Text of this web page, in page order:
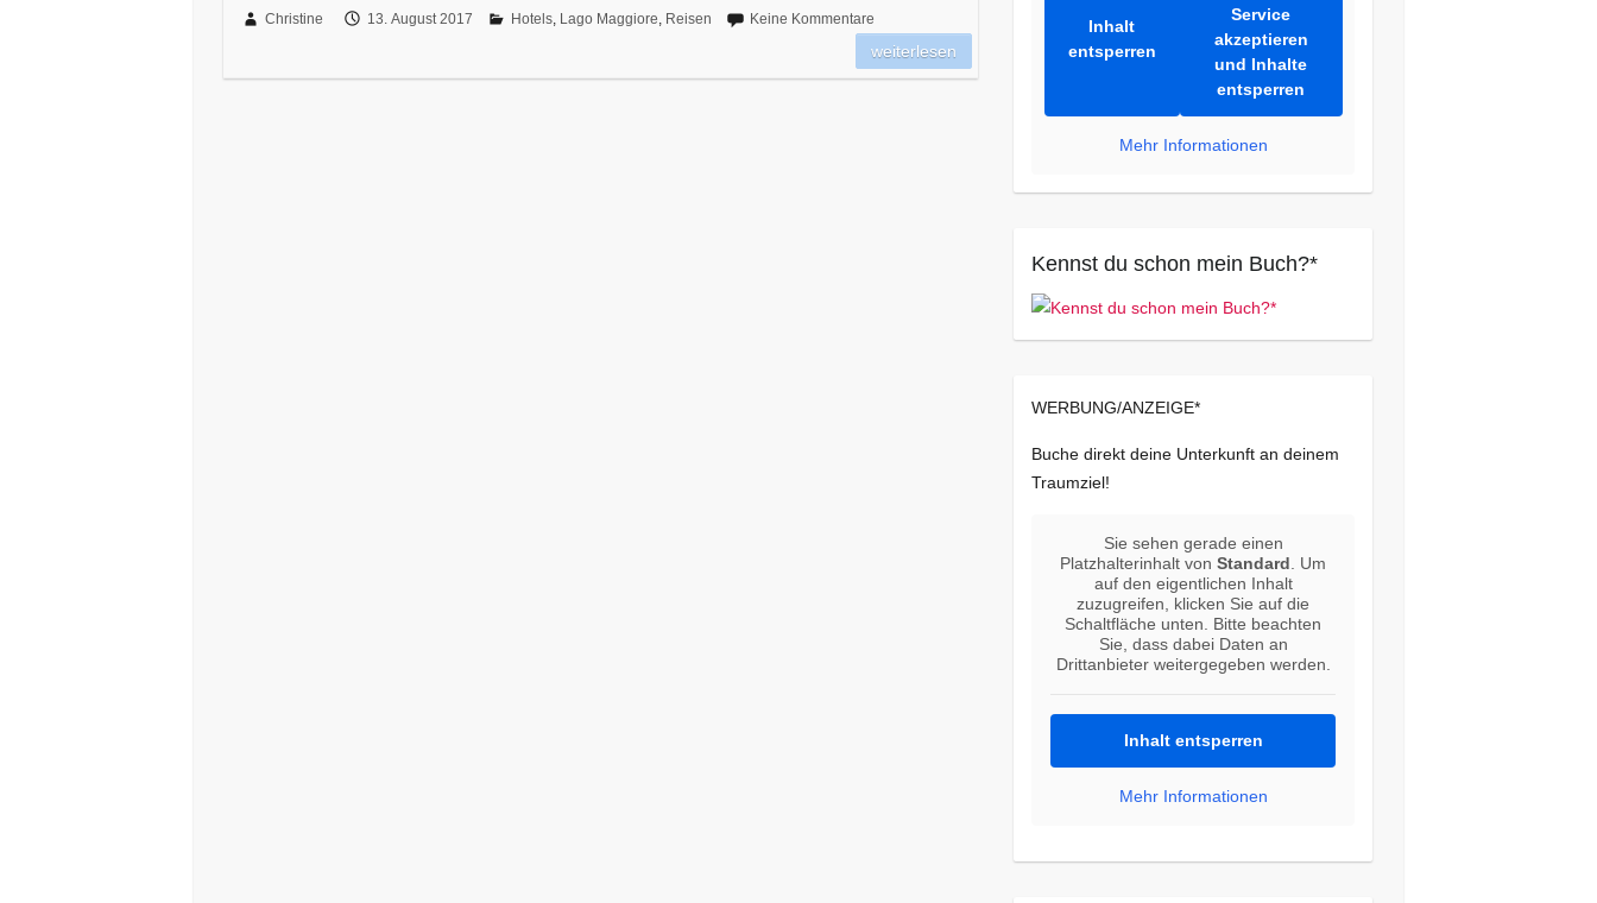
Christine 13. August 2017 Hotels, Lago Maggiore, Reisen Keine Kommentare
weiterlesen
Inhalt
entsperren
Service
akzeptieren
und Inhalte
entsperren
Mehr Informationen
Kennst du schon mein Buch?*
WERBUNG/ANZEIGE*
Buche direkt deine Unterkunft an deinem
Traumziel!
Sie sehen gerade einen
Platzhalterinhalt vonStandard . Um
auf den eigentlichen Inhalt
zuzugreifen, klicken Sie auf die
Schaltfläche unten. Bitte beachten
Sie, dass dabei Daten an
Drittanbieter weitergegeben werden.
Inhalt entsperren
Mehr Informationen